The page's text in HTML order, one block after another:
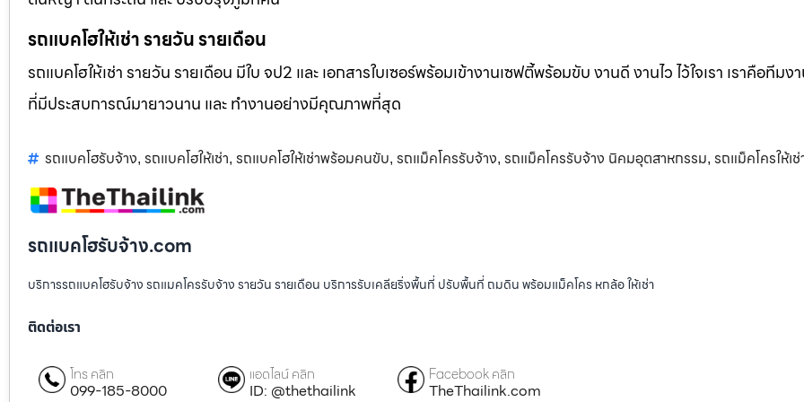
รถแบคโฮให้เช่า รายวัน รายเดือน
รถแบคโฮให้เช่า รายวัน รายเดือน มีใบ จป2 และ เอกสารใบเซอร์พร้อมเข้างานเซฟตี้พร้อมขับ งานดี งานไว ไว้ใจเรา เราคือทีม
ที่มีประสบการณ์มายาวนาน และ ทำงานอย่างมีคุณภาพที่สุด
รถแบคโฮรับจ้าง, รถแบคโฮให้เช่า, รถแบคโฮให้เช่าพร้อมคนขับ, รถแม็คโครรับจ้าง, รถแม็คโครรับจ้าง นิคมอุตสาหกรรม, รถแม็คโครให้เช่
รถแบคโฮรับจ้าง.com
บริการรถแบคโฮรับจ้าง รถแมคโครรับจ้าง รายวัน รายเดือน บริการรับเคลียริ่งพื้นที่ ปรับพื้นที่ ถมดิน พร้อมแม็คโคร หกล้อ ให้เช่า
ติดต่อเรา
โทร คลิก
099-185-8000
แอดไลน์ คลิก
ID: @thethailink
Facebook คลิก
TheThailink.com